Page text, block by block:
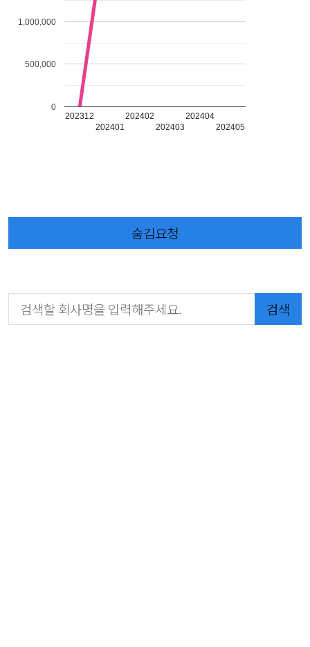
202312
202401
202402
202403
202404
202405
0
500,000
1,000,000
숨김요청
검색